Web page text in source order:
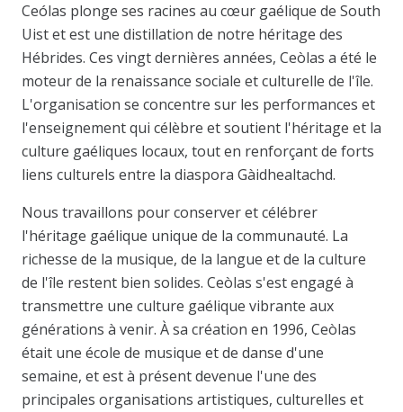
Ceólas plonge ses racines au cœur gaélique de South
Uist et est une distillation de notre héritage des
Hébrides. Ces vingt dernières années, Ceòlas a été le
moteur de la renaissance sociale et culturelle de l'île.
L'organisation se concentre sur les performances et
l'enseignement qui célèbre et soutient l'héritage et la
culture gaéliques locaux, tout en renforçant de forts
liens culturels entre la diaspora Gàidhealtachd.
Nous travaillons pour conserver et célébrer
l'héritage gaélique unique de la communauté. La
richesse de la musique, de la langue et de la culture
de l'île restent bien solides. Ceòlas s'est engagé à
transmettre une culture gaélique vibrante aux
générations à venir. À sa création en 1996, Ceòlas
était une école de musique et de danse d'une
semaine, et est à présent devenue l'une des
principales organisations artistiques, culturelles et